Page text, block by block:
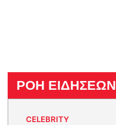
ΡΟΗ ΕΙΔΗΣΕΩΝ
CELEBRITY